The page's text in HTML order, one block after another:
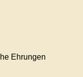
Ehrungen